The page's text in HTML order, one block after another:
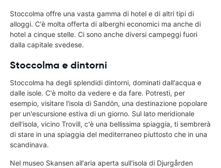
Stoccolma offre una vasta gamma di hotel e di altri tipi di
alloggi. C'è molta offerta di alberghi economici ma anche di
hotel a cinque stelle. Ci sono anche diversi campeggi fuori
dalla capitale svedese.
Stoccolma e dintorni
Stoccolma ha degli splendidi dintorni, dominati dall'acqua e
dalle isole. C'è molto da vedere e da fare. Potresti, per
esempio, visitare l'isola di Sandön, una destinazione popolare
per un'escursione estiva di un giorno. Sul lato meridionale
dell'isola, vicino Trovill, c'è una bellissima spiaggia, ti sembrerà
di stare in una spiaggia del mediterraneo piuttosto che in una
scandinava.
Nel museo Skansen all'aria aperta sull'isola di Djurgården